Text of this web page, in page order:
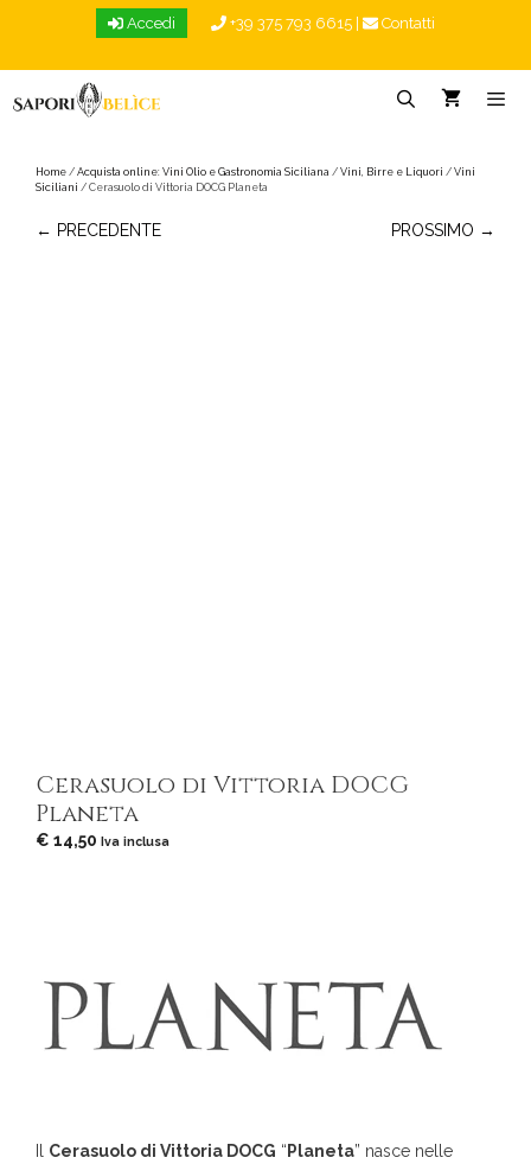
Accedi +39 375 793 6615 Contatti
Home / Acquista online: Vini Olio e Gastronomia Siciliana / Vini, Birre e Liquori / Vini
Siciliani / Cerasuolo di Vittoria DOCG Planeta
← PRECEDENTE PROSSIMO →
Cerasuolo di Vittoria DOCG
Planeta
€ 14,50 Iva inclusa
Il Cerasuolo di Vittoria DOCG “Planeta” nasce nelle